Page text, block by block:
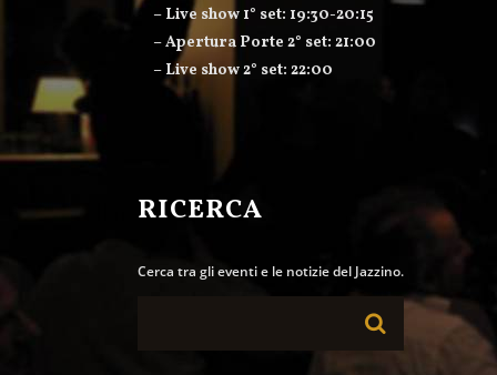
– Live show 1° set: 19:30-20:15
– Apertura Porte 2° set: 21:00
– Live show 2° set: 22:00
RICERCA
Cerca tra gli eventi e le notizie del Jazzino.